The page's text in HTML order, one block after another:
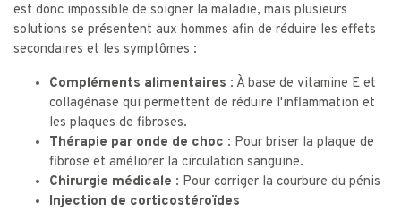
est donc impossible de soigner la maladie, mais plusieurs
solutions se présentent aux hommes afin de réduire les effets
secondaires et les symptômes :
Compléments alimentaires : À base de vitamine E et
collagénase qui permettent de réduire l'inflammation et
les plaques de fibroses.
Thérapie par onde de choc : Pour briser la plaque de
fibrose et améliorer la circulation sanguine.
Chirurgie médicale : Pour corriger la courbure du pénis
Injection de corticostéroïdes